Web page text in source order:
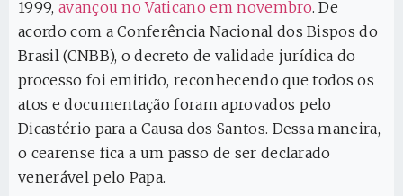
1999, avançou no Vaticano em novembro. De
acordo com a Conferência Nacional dos Bispos do
Brasil (CNBB), o decreto de validade jurídica do
processo foi emitido, reconhecendo que todos os
atos e documentação foram aprovados pelo
Dicastério para a Causa dos Santos. Dessa maneira,
o cearense fica a um passo de ser declarado
venerável pelo Papa.